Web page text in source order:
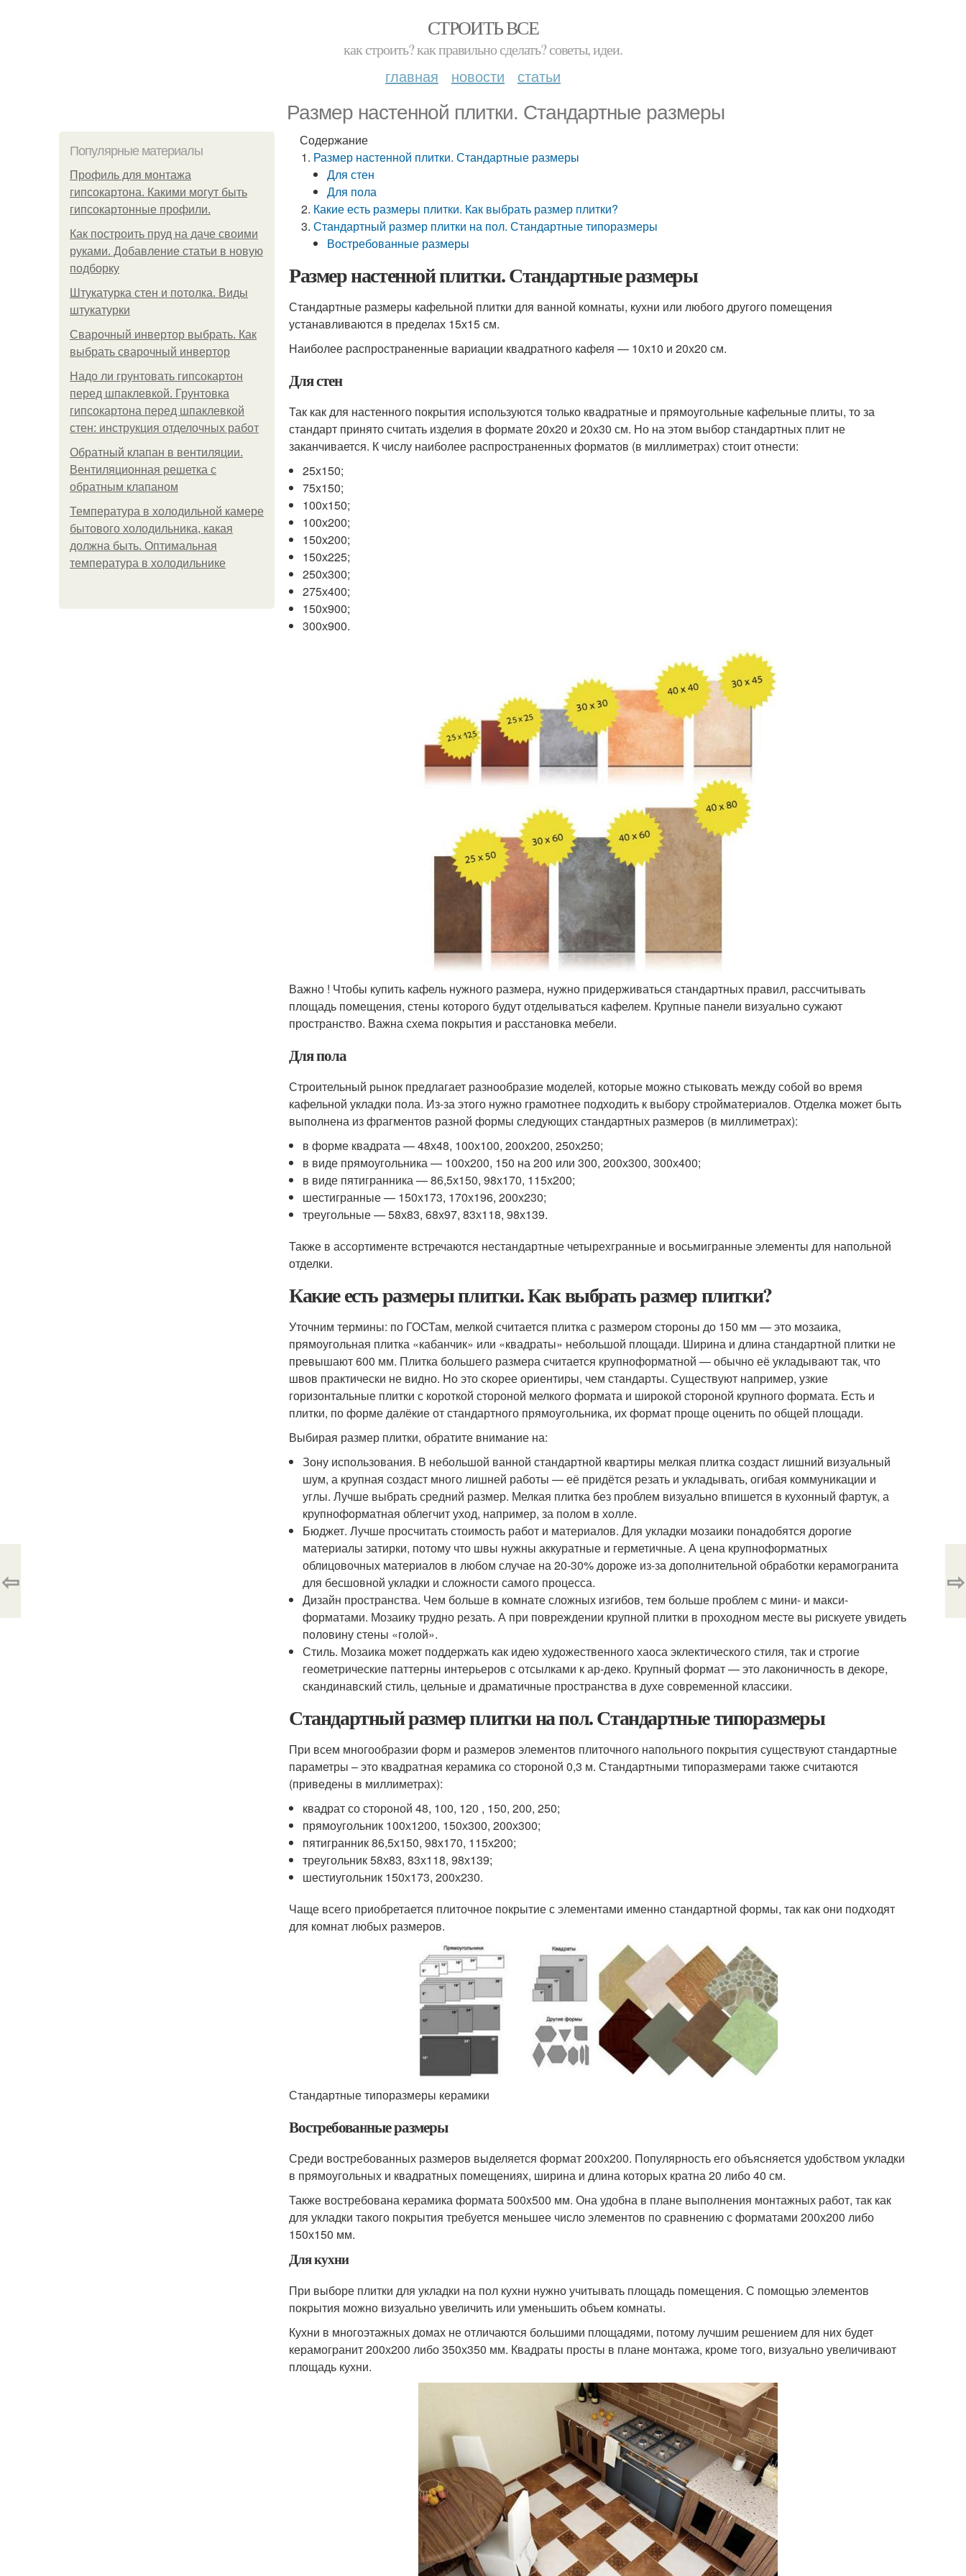
СТРОИТЬ ВСЕ
как строить? как правильно сделать? советы, идеи.
главная новости статьи
Размер настенной плитки. Стандартные размеры
Популярные материалы
Профиль для монтажа
гипсокартона. Какими могут быть
гипсокартонные профили.
Как построить пруд на даче своими
руками. Добавление статьи в новую
подборку
Штукатурка стен и потолка. Виды
штукатурки
Сварочный инвертор выбрать. Как
выбрать сварочный инвертор
Надо ли грунтовать гипсокартон
перед шпаклевкой. Грунтовка
гипсокартона перед шпаклевкой
стен: инструкция отделочных работ
Обратный клапан в вентиляции.
Вентиляционная решетка с
обратным клапаном
Температура в холодильной камере
бытового холодильника, какая
должна быть. Оптимальная
температура в холодильнике
Содержание
Размер настенной плитки. Стандартные размеры
Для стен
Для пола
Какие есть размеры плитки. Как выбрать размер плитки?
Стандартный размер плитки на пол. Стандартные типоразмеры
Востребованные размеры
Размер настенной плитки. Стандартные размеры
Стандартные размеры кафельной плитки для ванной комнаты, кухни или любого другого помещения
устанавливаются в пределах 15х15 см.
Наиболее распространенные вариации квадратного кафеля — 10х10 и 20х20 см.
Для стен
Так как для настенного покрытия используются только квадратные и прямоугольные кафельные плиты, то за
стандарт принято считать изделия в формате 20х20 и 20х30 см. Но на этом выбор стандартных плит не
заканчивается. К числу наиболее распространенных форматов (в миллиметрах) стоит отнести:
25х150;
75х150;
100х150;
100х200;
150х200;
150х225;
250х300;
275х400;
150х900;
300х900.
Важно ! Чтобы купить кафель нужного размера, нужно придерживаться стандартных правил, рассчитывать
площадь помещения, стены которого будут отделываться кафелем. Крупные панели визуально сужают
пространство. Важна схема покрытия и расстановка мебели.
Для пола
Строительный рынок предлагает разнообразие моделей, которые можно стыковать между собой во время
кафельной укладки пола. Из-за этого нужно грамотнее подходить к выбору стройматериалов. Отделка может быть
выполнена из фрагментов разной формы следующих стандартных размеров (в миллиметрах):
в форме квадрата — 48х48, 100х100, 200х200, 250х250;
в виде прямоугольника — 100х200, 150 на 200 или 300, 200х300, 300х400;
в виде пятигранника — 86,5х150, 98х170, 115х200;
шестигранные — 150х173, 170х196, 200х230;
треугольные — 58х83, 68х97, 83х118, 98х139.
Также в ассортименте встречаются нестандартные четырехгранные и восьмигранные элементы для напольной
отделки.
Какие есть размеры плитки. Как выбрать размер плитки?
Уточним термины: по ГОСТам, мелкой считается плитка с размером стороны до 150 мм — это мозаика,
прямоугольная плитка «кабанчик» или «квадраты» небольшой площади. Ширина и длина стандартной плитки не
превышают 600 мм. Плитка большего размера считается крупноформатной — обычно её укладывают так, что
швов практически не видно. Но это скорее ориентиры, чем стандарты. Существуют например, узкие
горизонтальные плитки с короткой стороной мелкого формата и широкой стороной крупного формата. Есть и
плитки, по форме далёкие от стандартного прямоугольника, их формат проще оценить по общей площади.
Выбирая размер плитки, обратите внимание на:
Зону использования. В небольшой ванной стандартной квартиры мелкая плитка создаст лишний визуальный
шум, а крупная создаст много лишней работы — её придётся резать и укладывать, огибая коммуникации и
углы. Лучше выбрать средний размер. Мелкая плитка без проблем визуально впишется в кухонный фартук, а
крупноформатная облегчит уход, например, за полом в холле.
Бюджет. Лучше просчитать стоимость работ и материалов. Для укладки мозаики понадобятся дорогие
материалы затирки, потому что швы нужны аккуратные и герметичные. А цена крупноформатных
облицовочных материалов в любом случае на 20-30% дороже из-за дополнительной обработки керамогранита
для бесшовной укладки и сложности самого процесса.
Дизайн пространства. Чем больше в комнате сложных изгибов, тем больше проблем с мини- и макси-
форматами. Мозаику трудно резать. А при повреждении крупной плитки в проходном месте вы рискуете увидеть
половину стены «голой».
Стиль. Мозаика может поддержать как идею художественного хаоса эклектического стиля, так и строгие
геометрические паттерны интерьеров с отсылками к ар-деко. Крупный формат — это лаконичность в декоре,
скандинавский стиль, цельные и драматичные пространства в духе современной классики.
Стандартный размер плитки на пол. Стандартные типоразмеры
При всем многообразии форм и размеров элементов плиточного напольного покрытия существуют стандартные
параметры – это квадратная керамика со стороной 0,3 м. Стандартными типоразмерами также считаются
(приведены в миллиметрах):
квадрат со стороной 48, 100, 120 , 150, 200, 250;
прямоугольник 100х1200, 150х300, 200х300;
пятигранник 86,5х150, 98х170, 115х200;
треугольник 58х83, 83х118, 98х139;
шестиугольник 150х173, 200х230.
Чаще всего приобретается плиточное покрытие с элементами именно стандартной формы, так как они подходят
для комнат любых размеров.
Стандартные типоразмеры керамики
Востребованные размеры
Среди востребованных размеров выделяется формат 200х200. Популярность его объясняется удобством укладки
в прямоугольных и квадратных помещениях, ширина и длина которых кратна 20 либо 40 см.
Также востребована керамика формата 500х500 мм. Она удобна в плане выполнения монтажных работ, так как
для укладки такого покрытия требуется меньшее число элементов по сравнению с форматами 200х200 либо
150х150 мм.
Для кухни
При выборе плитки для укладки на пол кухни нужно учитывать площадь помещения. С помощью элементов
покрытия можно визуально увеличить или уменьшить объем комнаты.
Кухни в многоэтажных домах не отличаются большими площадями, потому лучшим решением для них будет
керамогранит 200х200 либо 350х350 мм. Квадраты просты в плане монтажа, кроме того, визуально увеличивают
площадь кухни.
⇦ ⇨